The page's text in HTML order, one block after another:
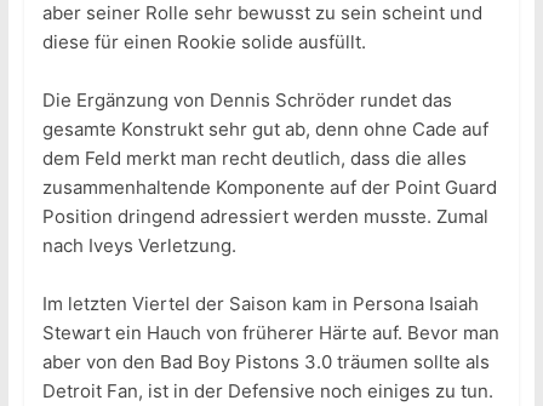
aber seiner Rolle sehr bewusst zu sein scheint und
diese für einen Rookie solide ausfüllt.
Die Ergänzung von Dennis Schröder rundet das
gesamte Konstrukt sehr gut ab, denn ohne Cade auf
dem Feld merkt man recht deutlich, dass die alles
zusammenhaltende Komponente auf der Point Guard
Position dringend adressiert werden musste. Zumal
nach Iveys Verletzung.
Im letzten Viertel der Saison kam in Persona Isaiah
Stewart ein Hauch von früherer Härte auf. Bevor man
aber von den Bad Boy Pistons 3.0 träumen sollte als
Detroit Fan, ist in der Defensive noch einiges zu tun.